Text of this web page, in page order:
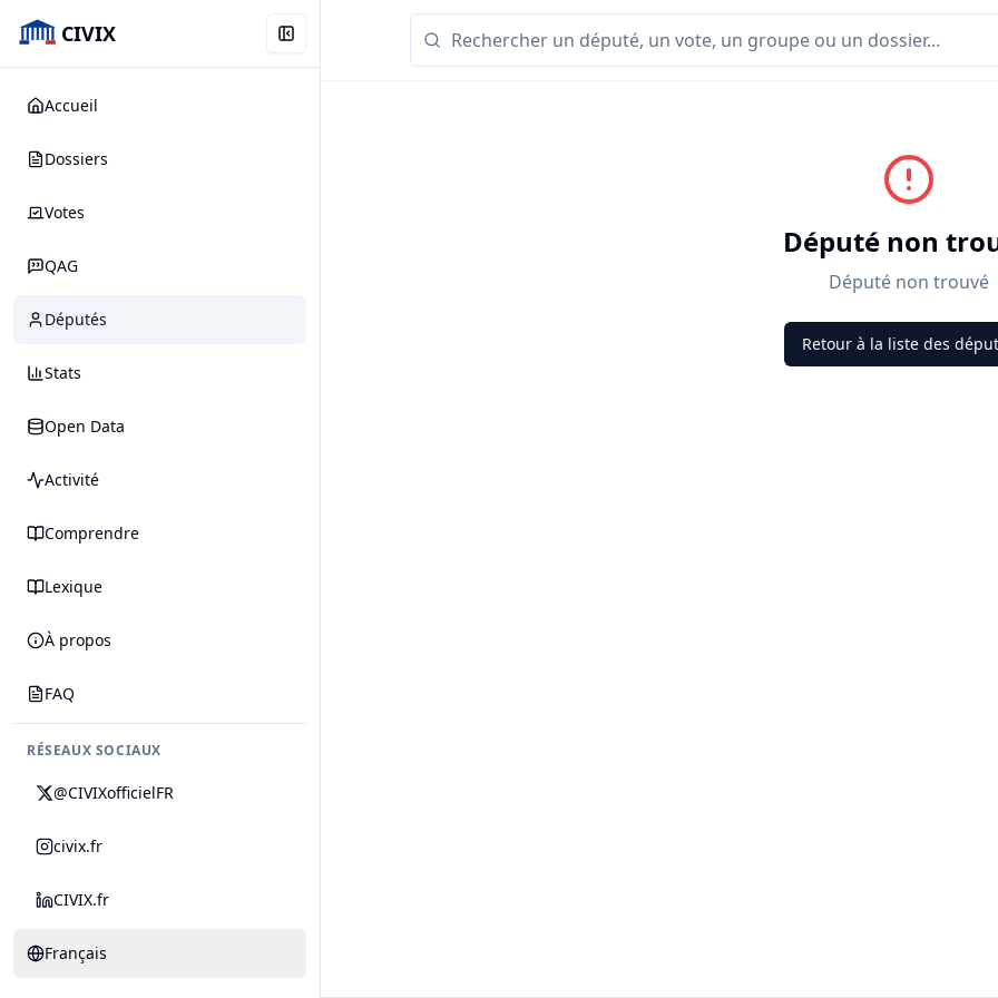
CIVIX
Accueil
Dossiers
Votes
QAG
Députés
Stats
Open Data
Activité
Comprendre
Lexique
À propos
FAQ
RÉSEAUX SOCIAUX
@CIVIXofficielFR
civix.fr
CIVIX.fr
Français
Député non
Député non trouvé
Retour à la liste des